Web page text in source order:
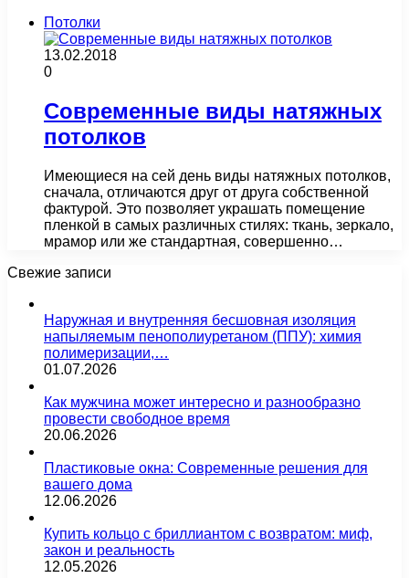
Потолки
13.02.2018
0
Современные виды натяжных
потолков
Имеющиеся на сей день виды натяжных потолков,
сначала, отличаются друг от друга собственной
фактурой. Это позволяет украшать помещение
пленкой в самых различных стилях: ткань, зеркало,
мрамор или же стандартная, совершенно…
Свежие записи
Наружная и внутренняя бесшовная изоляция
напыляемым пенополиуретаном (ППУ): химия
полимеризации,…
01.07.2026
Как мужчина может интересно и разнообразно
провести свободное время
20.06.2026
Пластиковые окна: Современные решения для
вашего дома
12.06.2026
Купить кольцо с бриллиантом с возвратом: миф,
закон и реальность
12.05.2026